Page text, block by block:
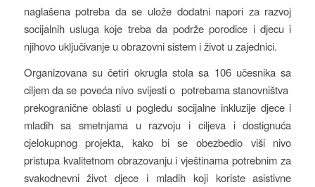
naglašena potreba da se ulože dodatni napori za razvoj
socijalnih usluga koje treba da podrže porodice i djecu i
njihovo uključivanje u obrazovni sistem i život u zajednici.
Organizovana su četiri okrugla stola sa 106 učesnika sa
ciljem da se poveća nivo svijesti o potrebama stanovništva
prekogranične oblasti u pogledu socijalne inkluzije djece i
mladih sa smetnjama u razvoju i ciljeva i dostignuća
cjelokupnog projekta, kako bi se obezbedio viši nivo
pristupa kvalitetnom obrazovanju i vještinama potrebnim za
svakodnevni život djece i mladih koji koriste asistivne